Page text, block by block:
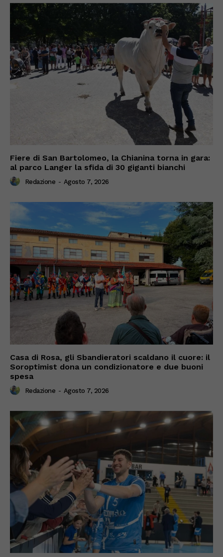
Fiere di San Bartolomeo, la Chianina torna in gara:
al parco Langer la sfida di 30 giganti bianchi
Redazione - Agosto 7, 2026
Casa di Rosa, gli Sbandieratori scaldano il cuore: il
Soroptimist dona un condizionatore e due buoni
spesa
Redazione - Agosto 7, 2026